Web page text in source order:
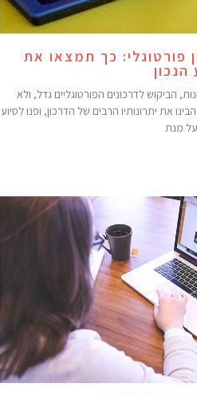
פורטוגלי: כך תמצאו את
הביקוש לדרכונים הפורטוגליים גדל, ולא
את יתרונותיו הרבים של הדרכון, ופנו לסיוע
על מנת